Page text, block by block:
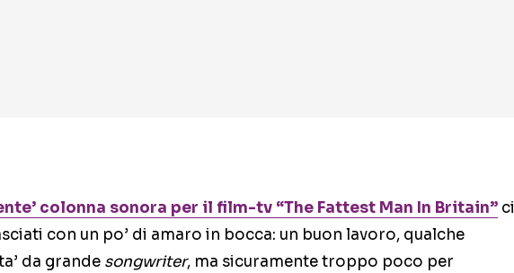
colonna sonora per il film-tv “The Fattest Man In Britain” ci
con un po’ di amaro in bocca: un buon lavoro, qualche
da grande songwriter, ma sicuramente troppo poco per